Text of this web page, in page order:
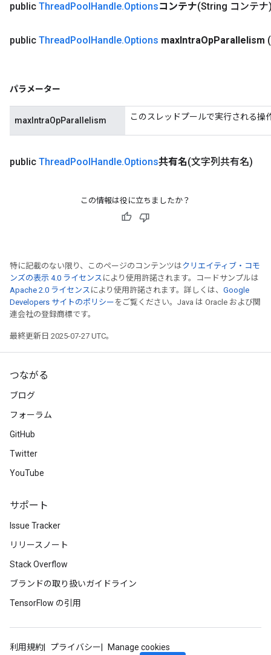
public ThreadPoolHandle.Optionsコンテナ(String コンテナ
public ThreadPoolHandle.Options maxIntraOpParallelism
パラメーター
maxIntraOpParallelism このスレッドプールで実行される操
public ThreadPoolHandle.Options共有名(文字列共有名)
この情報は役に立ちましたか？
特に記載のない限り、このページのコンテンツはクリエイティブ・コモ
ンズの表示 4.0 ライセンス により使用許諾されます。コードサンプルは
Apache 2.0 ライセンス により使用許諾されます。詳しくは、 Google
Developers サイトのポリシー をご覧ください。Java は Oracle および関
連会社の登録商標です。
最終更新日 2025-07-27 UTC。
つながる
ブログ
フォーラム
GitHub
Twitter
YouTube
サポート
Issue Tracker
リリースノート
Stack Overflow
ブランドの取り扱いガイドライン
TensorFlow の引用
利用規約 プライバシー
Manage cookies